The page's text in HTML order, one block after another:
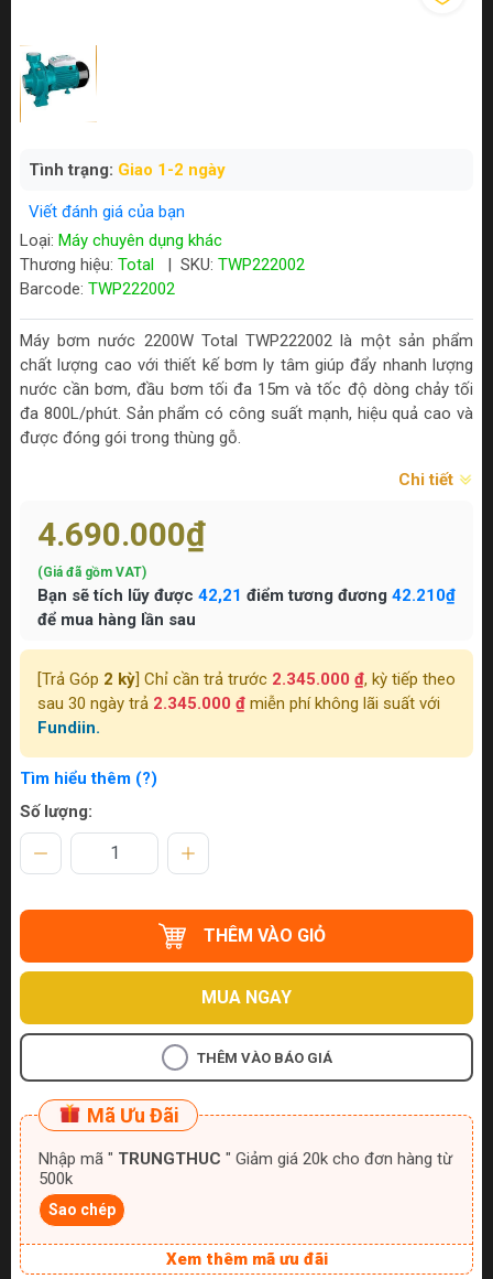
Tình trạng: Giao 1-2 ngày
Viết đánh giá của bạn
Loại: Máy chuyên dụng khác
Thương hiệu: Total SKU: TWP222002
Barcode: TWP222002
Máy bơm nước 2200W Total TWP222002 là một sản phẩm
chất lượng cao với thiết kế bơm ly tâm giúp đẩy nhanh lượng
nước cần bơm, đầu bơm tối đa 15m và tốc độ dòng chảy tối
đa 800L/phút. Sản phẩm có công suất mạnh, hiệu quả cao và
được đóng gói trong thùng gỗ.
Chi tiết
4.690.000₫
(Giá đã gồm VAT)
Bạn sẽ tích lũy được 42,21 điểm tương đương 42.210₫
để mua hàng lần sau
[Trả Góp 2 kỳ ] Chỉ cần trả trước 2.345.000 ₫, kỳ tiếp theo
sau 30 ngày trả 2.345.000 ₫ miễn phí không lãi suất với
Fundiin.
Tìm hiểu thêm (?)
Số lượng:
THÊM VÀO GIỎ
MUA NGAY
THÊM VÀO BÁO GIÁ
Mã Ưu Đãi
Nhập mã " TRUNGTHUC " Giảm giá 20k cho đơn hàng từ
500k
Sao chép
Xem thêm mã ưu đãi